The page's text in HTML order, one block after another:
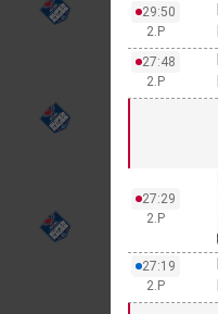
29:50
2.P
27:48
2.P
27:29
2.P
27:19
2.P